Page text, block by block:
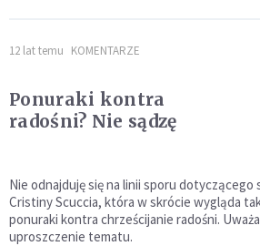
12 lat temu KOMENTARZE
Ponuraki kontra
radośni? Nie sądzę
Nie odnajduję się na linii sporu dotyczącego
Cristiny Scuccia, która w skrócie wygląda
ponuraki kontra chrześcijanie radośni.
uproszczenie tematu.